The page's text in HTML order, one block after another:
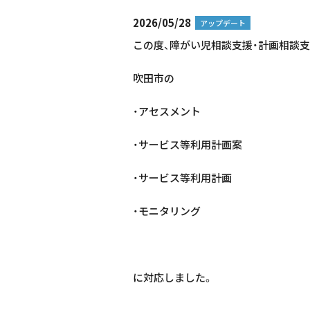
2026/05/28 アップデート
この度、障がい児相談支援・計画相談
吹田市の
・アセスメント
・サービス等利用計画案
・サービス等利用計画
・モニタリング
に対応しました。